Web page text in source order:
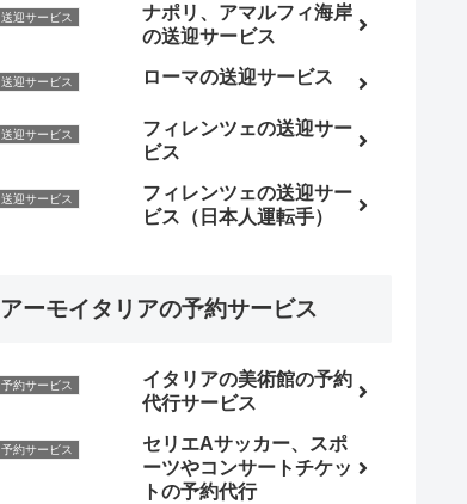
送迎サービス
ナポリ、アマルフィ海岸
の送迎サービス
送迎サービス ローマの送迎サービス
送迎サービス
フィレンツェの送迎サー
ビス
送迎サービス
フィレンツェの送迎サー
ビス（日本人運転手）
アーモイタリアの予約サービス
予約サービス
イタリアの美術館の予約
代行サービス
予約サービス
セリエAサッカー、スポ
ーツやコンサートチケッ
トの予約代行